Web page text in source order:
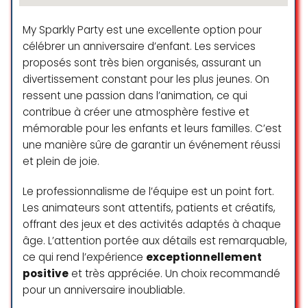
circulation aux invités , laisse le
regard libre et captivé tout à la
fois.
Des espaces réservés s’ajoutent
pour lier business , culture ,
divertissement.
veronique p
☆ 5/5
avec une équipe au petit soin pour
réaliser tout vos projets les plus fou
. Recommandé pour soirée de
boîtes , anniversaire, célébration
de toute sorte . Ils sont vraiment
accueillant et a l’ écoute de vos
envies . Hautement recommandé
My Sparkly Party est une excellente option pour
célébrer un anniversaire d’enfant. Les services
proposés sont très bien organisés, assurant un
divertissement constant pour les plus jeunes. On
ressent une passion dans l’animation, ce qui
contribue à créer une atmosphère festive et
mémorable pour les enfants et leurs familles. C’est
une manière sûre de garantir un événement réussi
et plein de joie.
Le professionnalisme de l’équipe est un point fort.
Les animateurs sont attentifs, patients et créatifs,
offrant des jeux et des activités adaptés à chaque
âge. L’attention portée aux détails est remarquable,
ce qui rend l’expérience exceptionnellement
positive et très appréciée. Un choix recommandé
pour un anniversaire inoubliable.